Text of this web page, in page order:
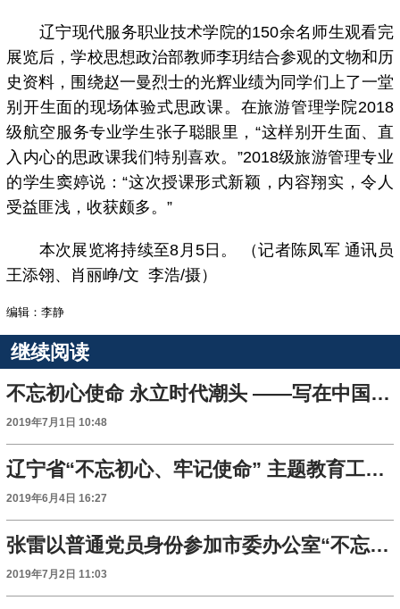
辽宁现代服务职业技术学院的150余名师生观看完
展览后，学校思想政治部教师李玥结合参观的文物和历
史资料，围绕赵一曼烈士的光辉业绩为同学们上了一堂
别开生面的现场体验式思政课。在旅游管理学院2018
级航空服务专业学生张子聪眼里，“这样别开生面、直
入内心的思政课我们特别喜欢。”2018级旅游管理专业
的学生窦婷说：“这次授课形式新颖，内容翔实，令人
受益匪浅，收获颇多。”
本次展览将持续至8月5日。 （记者陈凤军 通讯员
王添翎、肖丽峥/文 李浩/摄）
编辑：李静
继续阅读
不忘初心使命 永立时代潮头 ——写在中国共产党成立98周年之际
2019年7月1日 10:48
辽宁省“不忘初心、牢记使命” 主题教育工作会议召开
2019年6月4日 16:27
张雷以普通党员身份参加市委办公室“不忘初心、牢记使命”主题党日活动
2019年7月2日 11:03